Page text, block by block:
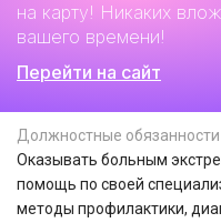
на карту! Никаких
вашего времени!
Перейти на сайт
Должностные обязанности
Оказывать больным
помощь по своей
методы профилактики,